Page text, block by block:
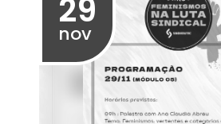
Eleição
06/10/2025 - 08:00